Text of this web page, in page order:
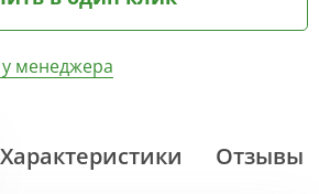
менеджера
Характеристики Отзывы